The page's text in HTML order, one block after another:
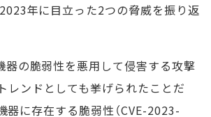
年に目立った2つの脅威を振り返
器の脆弱性を悪用して侵害する攻撃
レンドとしても挙げられたことだ
器に存在する脆弱性（CVE-2023-